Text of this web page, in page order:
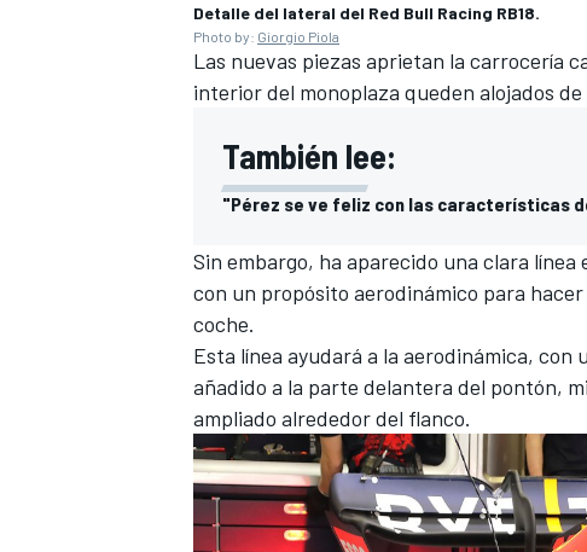
Detalle del lateral del Red Bull Racing RB18.
Photo by: Giorgio Piola
Las nuevas piezas aprietan la carrocería
interior del monoplaza queden alojados
También lee:
"Pérez se ve feliz con las características
Sin embargo, ha aparecido una clara
con un propósito aerodinámico para
coche.
Esta línea ayudará a la aerodinámica,
añadido a la parte delantera del pontón,
ampliado alrededor del flanco.